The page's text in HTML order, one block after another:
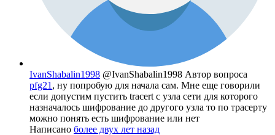
IvanShabalin1998 @IvanShabalin1998 Автор вопроса
pfg21 , ну попробую для начала сам. Мне еще говорили
если допустим пустить tracert с узла сети для которого
назначалось шифрование до другого узла то по трасерту
можно понять есть шифрование или нет
Написано более двух лет назад